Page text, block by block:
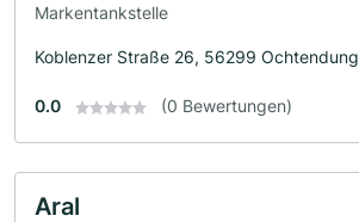
Markentankstelle
Koblenzer Straße 26, 56299 Ochtendung
0.0 (0 Bewertungen)
Aral